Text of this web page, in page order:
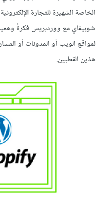
الخاصة الشهيرة للتجارة
شوبيفاي مع ووردبريس فكرةً
لمواقع الويب أو المدونات أو
هذين القطبين.